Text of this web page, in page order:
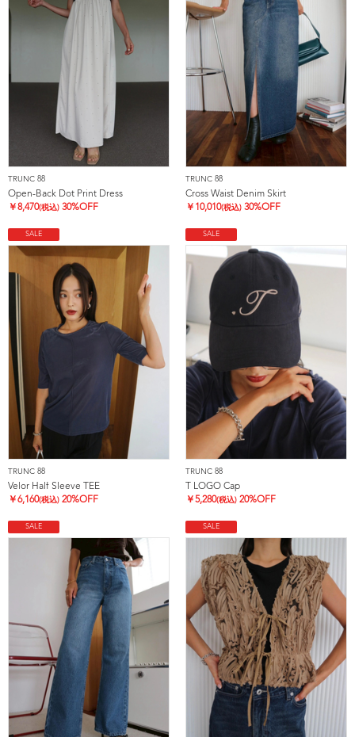
TRUNC 88
Open-Back Dot Print Dress
￥8,470(税込) 30%OFF
TRUNC 88
Cross Waist Denim Skirt
￥ 10,010(税込) 30%OFF
SALE
TRUNC 88
Velor Half Sleeve TEE
￥6,160(税込) 20%OFF
SALE
TRUNC 88
T LOGO Cap
￥5,280(税込) 20%OFF
SALE SALE